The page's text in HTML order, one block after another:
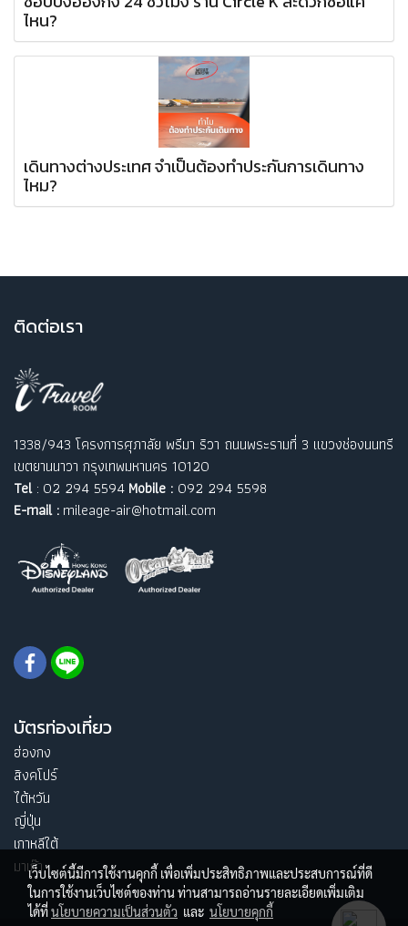
ไหน?
เดินทางต่างประเทศ จำเป็นต้องทำประกันการเดินทาง
ไหม?
ติดต่อเรา
1338/943 โครงการศุภาลัย พรีมา ริวา ถนนพระรามที่ 3 แขวงช่องนนทรี
เขตยานนาวา กรุงเทพมหานคร 10120
Tel: 02 294 5594 Mobile : 092 294 5598
E-mail : mileage-air@hotmail.com
บัตรท่องเที่ยว
ฮ่องกง
สิงคโปร์
ไต้หวัน
ญี่ปุ่น
เกาหลีใต้
มาเก๊าเว็บไซต์นี้มีการใช้งานคุกกี้ เพื่อเพิ่มประสิทธิภาพและประสบการณ์ที่ดี
ในการใช้งานเว็บไซต์ของท่าน ท่านสามารถอ่านรายละเอียดเพิ่มเติม
ได้ที่นโยบายความเป็นส่วนตัว และ นโยบายคุกกี้